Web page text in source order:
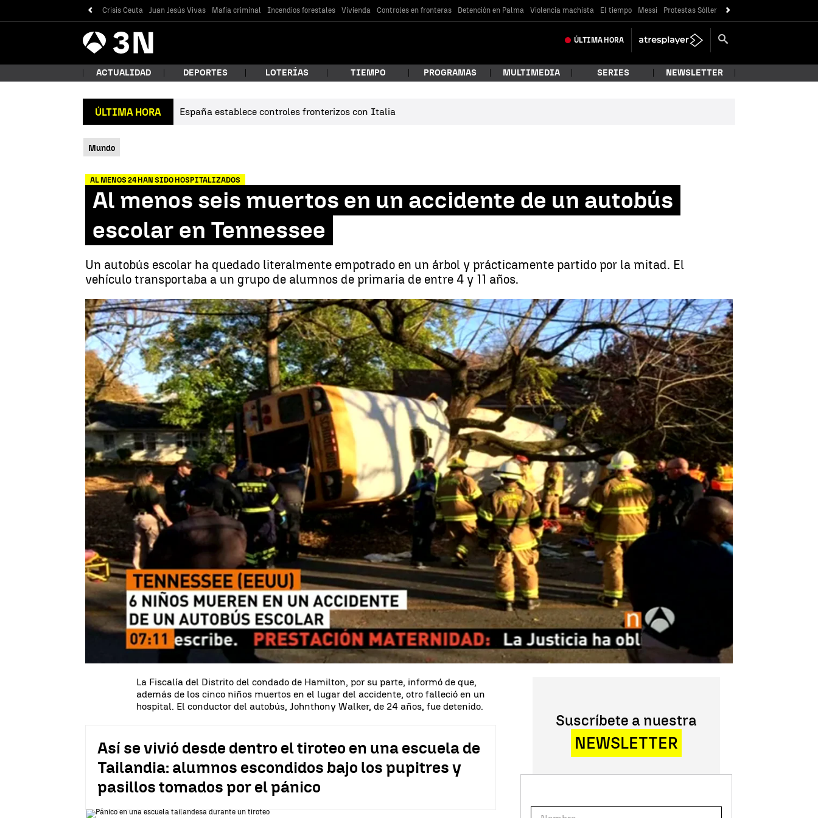
Crisis Ceuta Juan Jesús Vivas Mafia criminal Incendios forestales Vivienda Controles en fronteras Detención en Palma Violencia machista El tiempo Messi Protestas Sóller
Antena
3 Noticias ÚLTIMA HORA
ACTUALIDAD DEPORTES LOTERÍAS TIEMPO PROGRAMAS MULTIMEDIA SERIES NEWSLETTER
ÚLTIMA HORA España establece controles fronterizos con Italia
Mundo
AL MENOS 24 HAN SIDO HOSPITALIZADOS
Al menos seis muertos en un accidente de un autobús
escolar en Tennessee
Un autobús escolar ha quedado literalmente empotrado en un árbol y prácticamente partido por la mitad. El
vehículo transportaba a un grupo de alumnos de primaria de entre 4 y 11 años.
Al menos seis muertos en un accidente de un autobús escolar en Tennessee |EFE
EFE Madrid
Publicado: 12 de noviembre de 2017, 15:57 WhatsappFacebook
X Linkedin
Un autobús escolar ha colisionado contra un árbol en Chattanooga (Tennessee,
EEUU), en un accidente que causó al menos seis muertos, informó la Policía
local. En el autobús viajaban 35 niños, conedades comprendidas entre los 4 y
los 11 años,de los que al menos 24 fueron trasladados a hospitales cercanos tras
el suceso.
El accidente ocurrió hacia las 15.30 hora local, cuando por causas que se
desconocen el conductor del autobús perdió el control del vehículo y colisionó
contra un árbol. LaPolicía investiga un exceso de velocidad como posible
causa del siniestro.
La Fiscalía del Distrito del condado de Hamilton, por su parte, informó de que,
además de los cinco niños muertos en el lugar del accidente, otro falleció en un
hospital. El conductor del autobús, Johnthony Walker, de 24 años, fue detenido.
Así se vivió desde dentro el tiroteo en una escuela de
Tailandia: alumnos escondidos bajo los pupitres y
pasillos tomados por el pánico
Suscríbete a nuestra
NEWSLETTER